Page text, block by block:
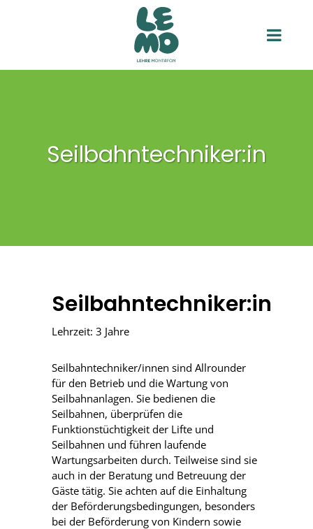
Seilbahntechniker:in
Seilbahntechniker:in
Lehrzeit: 3 Jahre
Seilbahntechniker/innen sind Allrounder
für den Betrieb und die Wartung von
Seilbahnanlagen. Sie bedienen die
Seilbahnen, überprüfen die
Funktionstüchtigkeit der Lifte und
Seilbahnen und führen laufende
Wartungsarbeiten durch. Teilweise sind sie
auch in der Beratung und Betreuung der
Gäste tätig. Sie achten auf die Einhaltung
der Beförderungsbedingungen, besonders
bei der Beförderung von Kindern sowie